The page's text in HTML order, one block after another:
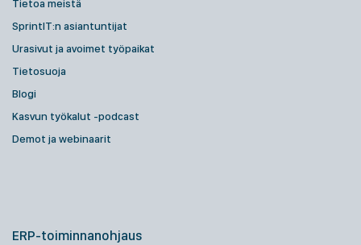
Tietoa meistä
SprintIT:n asiantuntijat
Urasivut ja avoimet työpaikat
Tietosuoja
Blogi
Kasvun työkalut -podcast
Demot ja webinaarit
ERP-toiminnanohjaus